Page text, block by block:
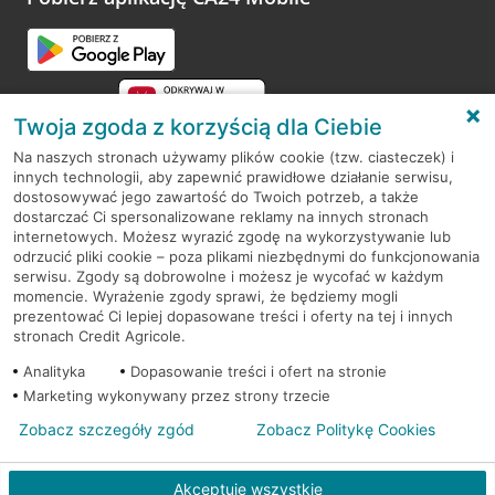
RODO
Regulamin serwisu
Mapa serwisu
PolitykaCookies
© 2026 Credit Agricole Bank Polska S.A. Wszelkie prawa zastrzeżone
Twoja zgoda z korzyścią dla Ciebie
Na naszych stronach używamy plików cookie (tzw. ciasteczek) i
innych technologii, aby zapewnić prawidłowe działanie serwisu,
dostosowywać jego zawartość do Twoich potrzeb, a także
dostarczać Ci spersonalizowane reklamy na innych stronach
internetowych. Możesz wyrazić zgodę na wykorzystywanie lub
odrzucić pliki cookie – poza plikami niezbędnymi do funkcjonowania
serwisu. Zgody są dobrowolne i możesz je wycofać w każdym
momencie. Wyrażenie zgody sprawi, że będziemy mogli
prezentować Ci lepiej dopasowane treści i oferty na tej i innych
stronach Credit Agricole.
Analityka
Dopasowanie treści i ofert na stronie
Marketing wykonywany przez strony trzecie
Akceptuję wszystkie
Zobacz szczegóły zgód Zobacz Politykę Cookies